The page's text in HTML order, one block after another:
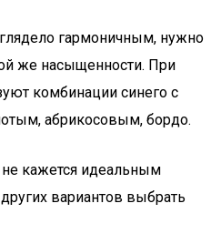
гармоничным, нужно
же насыщенности. При
комбинации синего с
абрикосовым, бордо.
кажется идеальным
вариантов выбрать